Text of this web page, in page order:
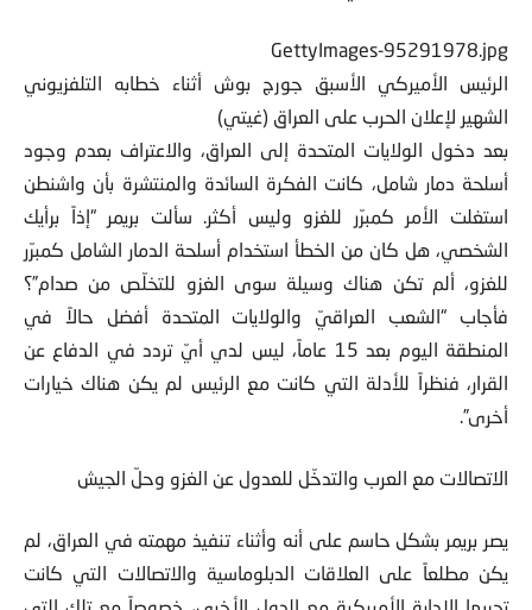
GettyImages-95291978.jpg
الرئيس الأميركي الأسبق جورج بوش أثناء خطابه التلفزيوني
الشهير لإعلان الحرب على العراق (غيتي)
بعد دخول الولايات المتحدة إلى العراق، والاعتراف بعدم وجود
أسلحة دمار شامل، كانت الفكرة السائدة والمنتشرة بأن واشنطن
استغلت الأمر كمبرّر للغزو وليس أكثر. سألت بريمر “إذاً برأيك
الشخصي، هل كان من الخطأ استخدام أسلحة الدمار الشامل كمبرّر
للغزو، ألم تكن هناك وسيلة سوى الغزو للتخلّص من صدام”؟
فأجاب “الشعب العراقيّ والولايات المتحدة أفضل حالاً في
المنطقة اليوم بعد 15 عاماً، ليس لدي أيّ تردد في الدفاع عن
القرار، فنظراً للأدلة التي كانت مع الرئيس لم يكن هناك خيارات
يصر بريمر بشكل حاسم على أنه وأثناء تنفيذ مهمته في العراق، لم
يكن مطلعاً على العلاقات الدبلوماسية والاتصالات التي كانت